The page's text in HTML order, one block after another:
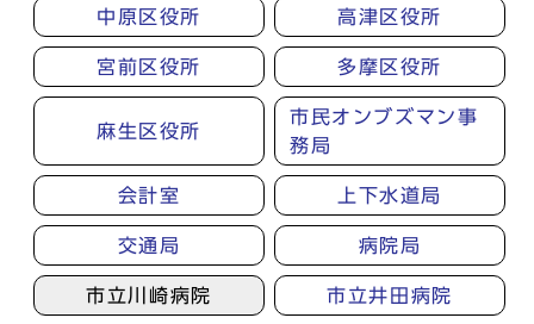
中原区役所 高津区役所
宮前区役所 多摩区役所
麻生区役所
市民オンブズマン事
務局
会計室 上下水道局
交通局 病院局
市立川崎病院 市立井田病院